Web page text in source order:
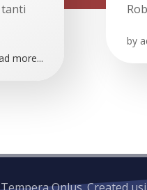
tanti
more...
by